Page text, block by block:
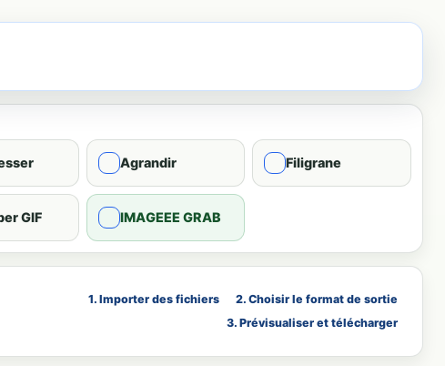
Agrandir Filigrane
GIF IMAGEEE GRAB
1. Importer des fichiers
2. Choisir le format de sortie
3. Prévisualiser et télécharger